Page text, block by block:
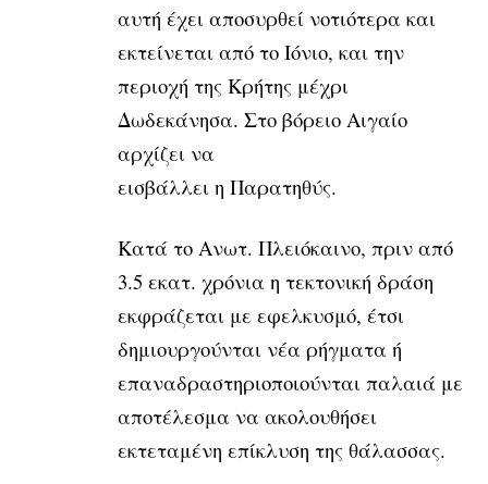
αυτή έχει αποσυρθεί νοτιότερα και
εκτείνεται από το Ιόνιο, και την
περιοχή της Κρήτης μέχρι
Δωδεκάνησα. Στο βόρειο Αιγαίο
αρχίζει να
εισβάλλει η Παρατηθύς.
Κατά το Ανωτ. Πλειόκαινο, πριν από
3.5 εκατ. χρόνια η τεκτονική δράση
εκφράζεται με εφελκυσμό, έτσι
δημιουργούνται νέα ρήγματα ή
επαναδραστηριοποιούνται παλαιά με
αποτέλεσμα να ακολουθήσει
εκτεταμένη επίκλυση της θάλασσας.